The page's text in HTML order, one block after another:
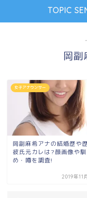
TOPIC
岡
女子アナウンサー
岡副麻希アナの結婚歴や
彼氏元カレは?顔画像や
め・噂を調査!
2019年11